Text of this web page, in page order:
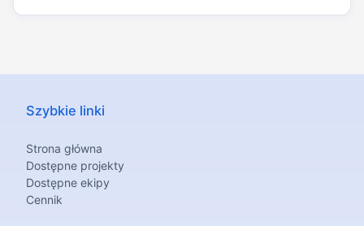
Szybkie linki
Strona główna
Dostępne projekty
Dostępne ekipy
Cennik